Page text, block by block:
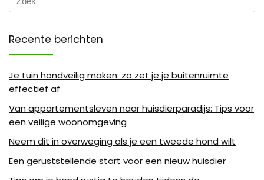
Recente berichten
Je tuin hondveilig maken: zo zet je je buitenruimte
effectief af
Van appartementsleven naar huisdierparadijs: Tips voor
een veilige woonomgeving
Neem dit in overweging als je een tweede hond wilt
Een geruststellende start voor een nieuw huisdier